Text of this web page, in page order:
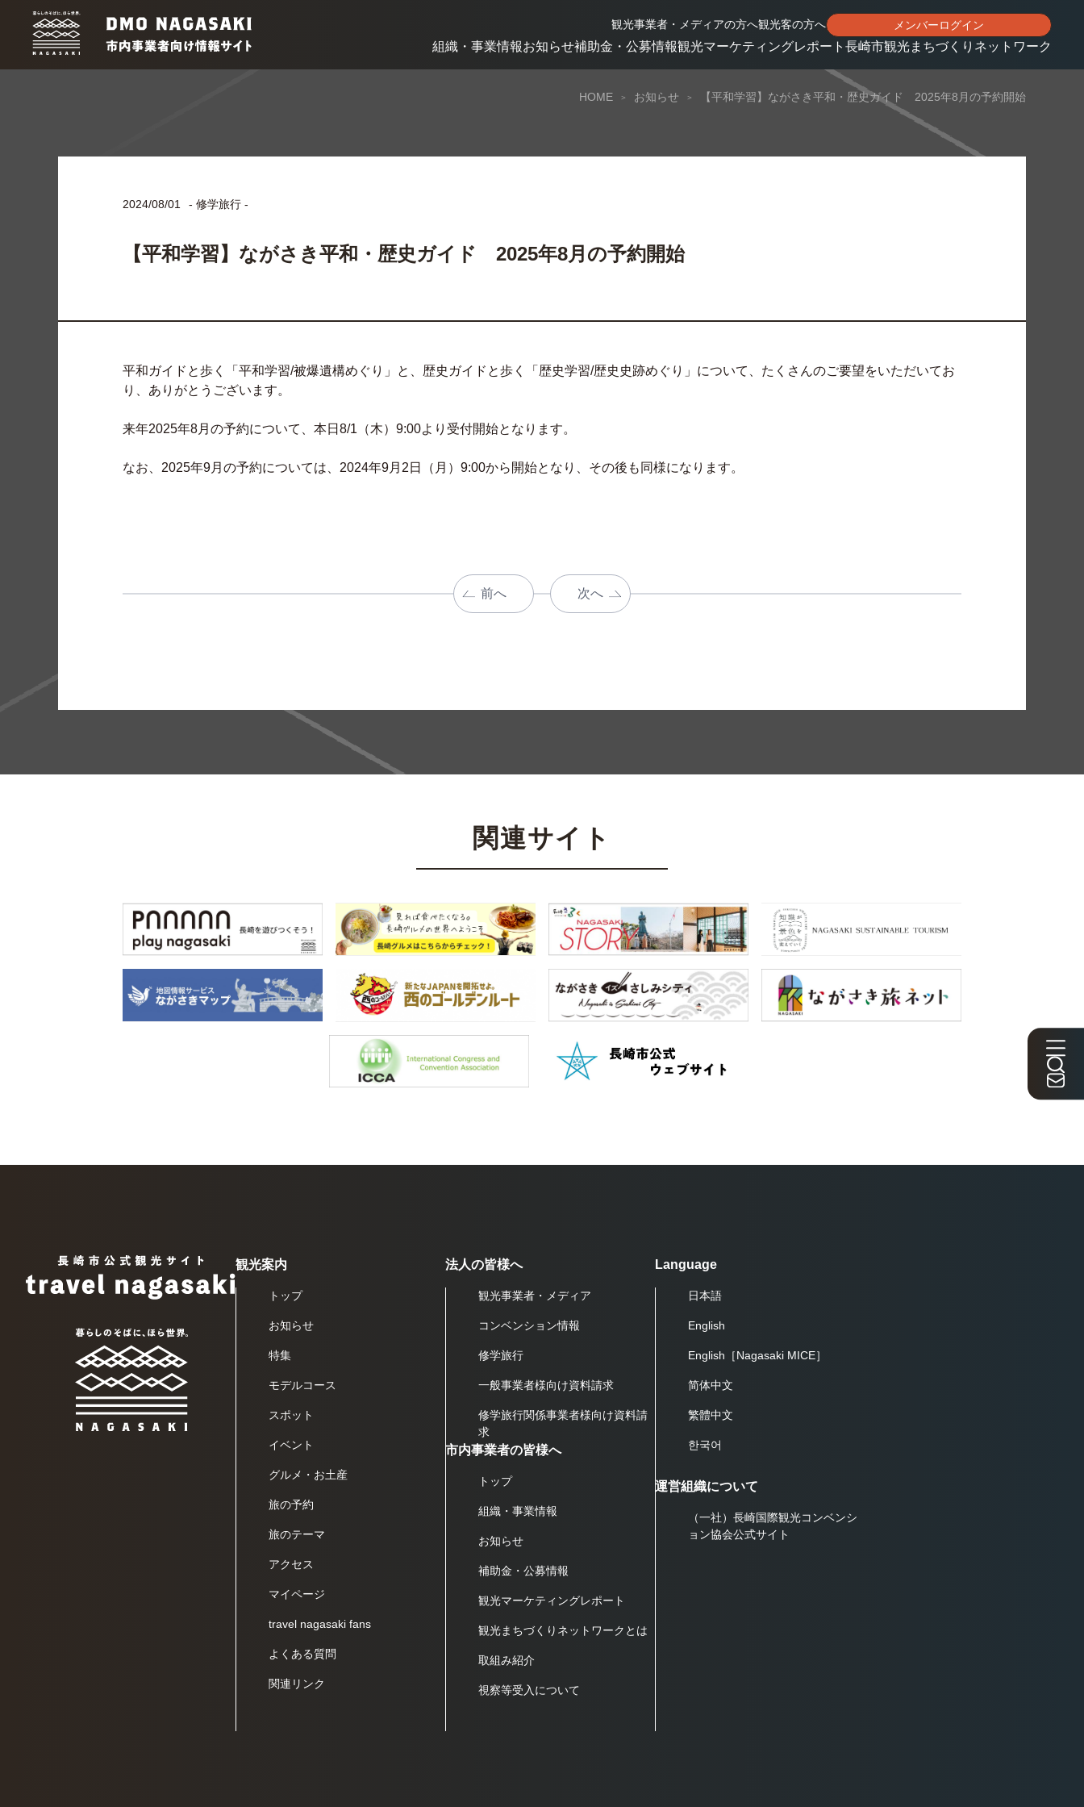
観光事業者・メディアの方へ観光客の方へ メンバーログイン
組織・事業情報お知らせ補助金・公募情報観光マーケティングレポート 長崎市観光まちづくりネットワーク
HOME お知らせ 【平和学習】ながさき平和・歴史ガイド 2025年8月の予約開始
2024/08/01 - 修学旅行 -
【平和学習】ながさき平和・歴史ガイド 2025年8月の予約開始
平和ガイドと歩く「平和学習/被爆遺構めぐり」と、歴史ガイドと歩く「歴史学習/歴史史跡めぐり」について、たくさんのご要望をいただいてお
り、ありがとうございます。
来年2025年8月の予約について、本日8/1（木）9:00より受付開始となります。
なお、2025年9月の予約については、2024年9月2日（月）9:00から開始となり、その後も同様になります。
前へ 次へ
関連サイト
観光案内
トップ
お知らせ
特集
モデルコース
スポット
イベント
グルメ・お土産
旅の予約
旅のテーマ
アクセス
マイページ
travel nagasaki fans
よくある質問
関連リンク
法人の皆様へ
観光事業者・メディア
コンベンション情報
修学旅行
一般事業者様向け資料請求
修学旅行関係事業者様向け資料請
求
市内事業者の皆様へ
トップ
組織・事業情報
お知らせ
補助金・公募情報
観光マーケティングレポート
観光まちづくりネットワークとは
取組み紹介
視察等受入について
Language
日本語
English
English［Nagasaki MICE］
简体中文
繁體中文
한국어
運営組織について
（一社）長崎国際観光コンベンシ
ョン協会公式サイト